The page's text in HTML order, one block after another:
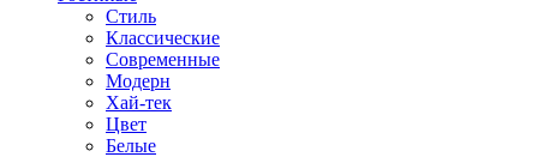
Стиль
Классические
Современные
Модерн
Хай-тек
Цвет
Белые